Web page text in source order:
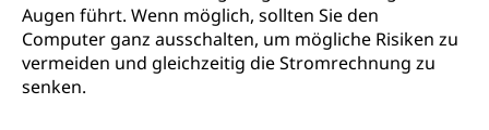
Augen führt. Wenn möglich, sollten Sie den
Computer ganz ausschalten, um mögliche Risiken zu
vermeiden und gleichzeitig die Stromrechnung zu
senken.